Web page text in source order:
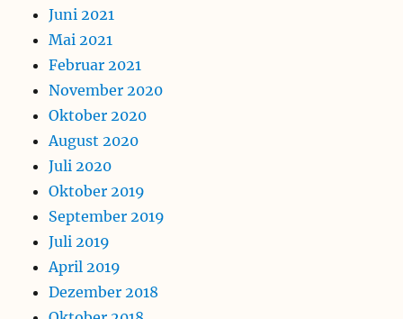
Juni 2021
Mai 2021
Februar 2021
November 2020
Oktober 2020
August 2020
Juli 2020
Oktober 2019
September 2019
Juli 2019
April 2019
Dezember 2018